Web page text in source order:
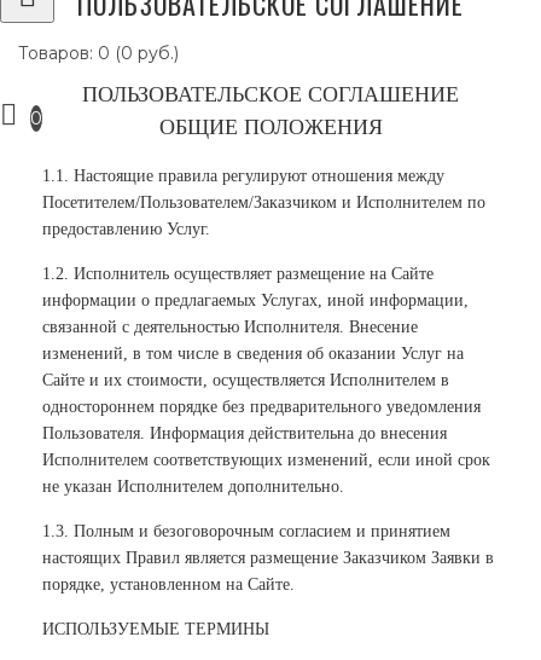
Товаров: 0 (0 руб.)
0
ПОЛЬЗОВАТЕЛЬСКОЕ СОГЛАШЕНИЕ
ОБЩИЕ ПОЛОЖЕНИЯ
1.1. Настоящие правила регулируют отношения между
Посетителем/Пользователем/Заказчиком и Исполнителем по
предоставлению Услуг.
1.2. Исполнитель осуществляет размещение на Сайте
информации о предлагаемых Услугах, иной информации,
связанной с деятельностью Исполнителя. Внесение
изменений, в том числе в сведения об оказании Услуг на
Сайте и их стоимости, осуществляется Исполнителем в
одностороннем порядке без предварительного уведомления
Пользователя. Информация действительна до внесения
Исполнителем соответствующих изменений, если иной срок
не указан Исполнителем дополнительно.
1.3. Полным и безоговорочным согласием и принятием
настоящих Правил является размещение Заказчиком Заявки в
порядке, установленном на Сайте.
ИСПОЛЬЗУЕМЫЕ ТЕРМИНЫ